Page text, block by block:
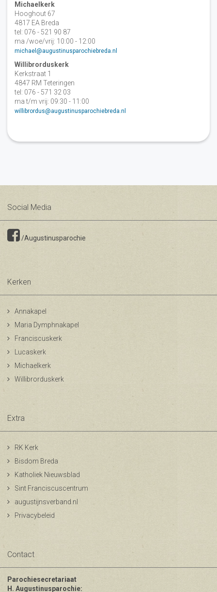
Michaelkerk
Hooghout 67
4817 EA Breda
tel: 076 - 521 90 87
ma /woe/vrij: 10:00 - 12:00
michael@augustinusparochiebreda.nl
Willibrorduskerk
Kerkstraat 1
4847 RM Teteringen
tel: 076 - 571 32 03
ma t/m vrij: 09:30 - 11:00
willibrordus@augustinusparochiebreda.nl
Social Media
/Augustinusparochie
Kerken
Annakapel
Maria Dymphnakapel
Franciscuskerk
Lucaskerk
Michaelkerk
Willibrorduskerk
Extra
RK Kerk
Bisdom Breda
Katholiek Nieuwsblad
Sint Franciscuscentrum
augustijnsverband.nl
Privacybeleid
Contact
Parochiesecretariaat
H. Augustinusparochie: